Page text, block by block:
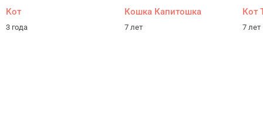
Кот
3 года
Кошка Капитошка
7 лет
Кот
7 лет